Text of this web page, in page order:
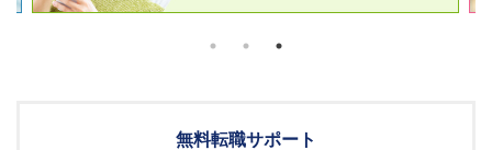
無料転職サポート